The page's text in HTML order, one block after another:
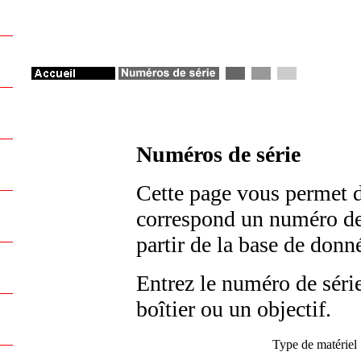
Numéros de série
Cette page vous permet
correspond un numéro
partir de la base de
Entrez le numéro de
boîtier ou un objectif.
Type de matériel